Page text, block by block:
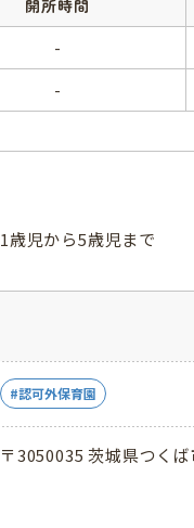
開所時間
-
-
1歳児から5歳児まで
認可外保育園
〒3050035 茨城県つく